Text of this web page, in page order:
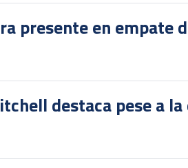
presente en empate
destaca pese a